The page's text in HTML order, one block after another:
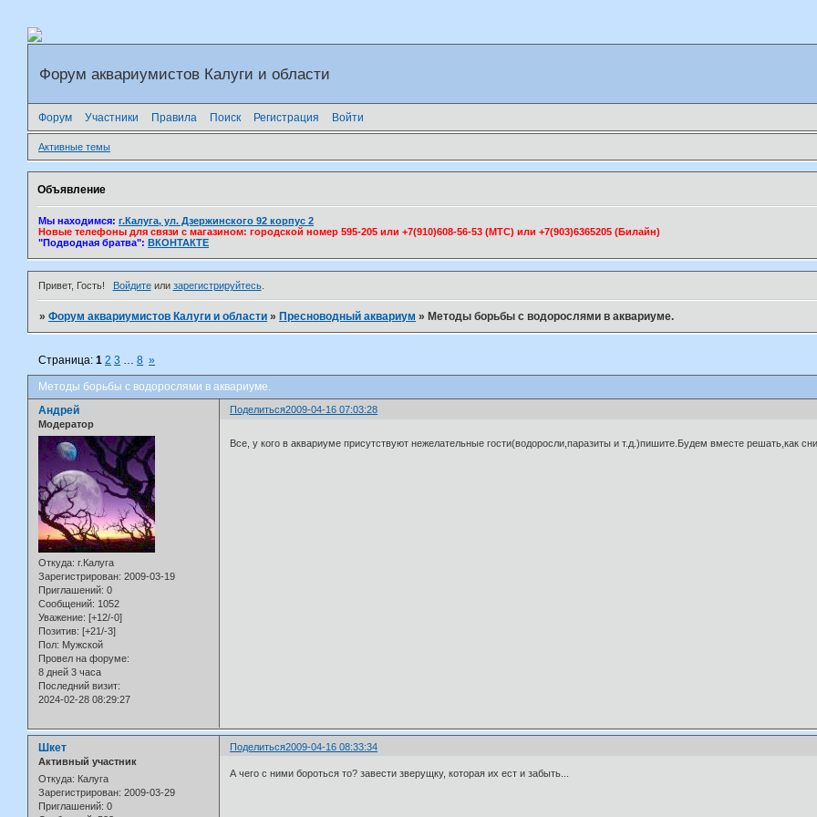
Форум аквариумистов Калуги и области
Форум Участники Правила Поиск Регистрация Войти
Активные темы
Объявление
Мы находимся: г.Калуга, ул. Дзержинского 92 корпус 2
Новые телефоны для связи с магазином: городской номер 595-205 или +7(910)608-56-53 (МТС) или +7(903)6365205 (Билайн)
"Подводная братва": ВКОНТАКТЕ
Привет, Гость! Войдитеили зарегистрируйтесь.
»Форум аквариумистов Калуги и области » Пресноводный аквариум » Методы борьбы с водорослями в аквариуме.
Методы борьбы с водорослями в аквариуме.
Страница:1 2 3 … 8 »
Поделиться2009-04-16 07:03:28
Андрей
Модератор
Откуда: г.Калуга
Зарегистрирован: 2009-03-19
Приглашений: 0
Сообщений: 1052
Уважение: [+12/-0]
Позитив: [+21/-3]
Пол: Мужской
Провел на форуме:
8 дней 3 часа
Последний визит:
2024-02-28 08:29:27
Все, у кого в аквариуме присутствуют нежелательные гости(водоросли,паразиты и т.д.)пишите.Будем вместе решать,как
Поделиться2009-04-16 08:33:34
Шкет
Активный участник
Откуда: Калуга
Зарегистрирован: 2009-03-29
Приглашений: 0
А чего с ними бороться то? завести зверущку, которая их ест и забыть...